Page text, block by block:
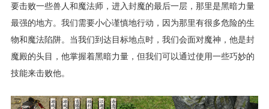
要击败一些兽人和魔法师，进入封魔的最后一层，那里是黑暗力量
最强的地方。我们需要小心谨慎地行动，因为那里有很多危险的生
物和魔法陷阱。当我们到达目标地点时，我们会面对魔神，他是封
魔殿的头目，他掌握着黑暗力量，但我们可以通过使用一些巧妙的
技能来击败他。